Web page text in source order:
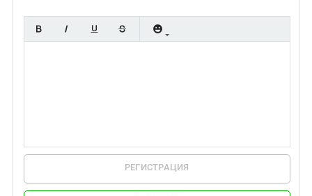
РЕГИСТРАЦИЯ